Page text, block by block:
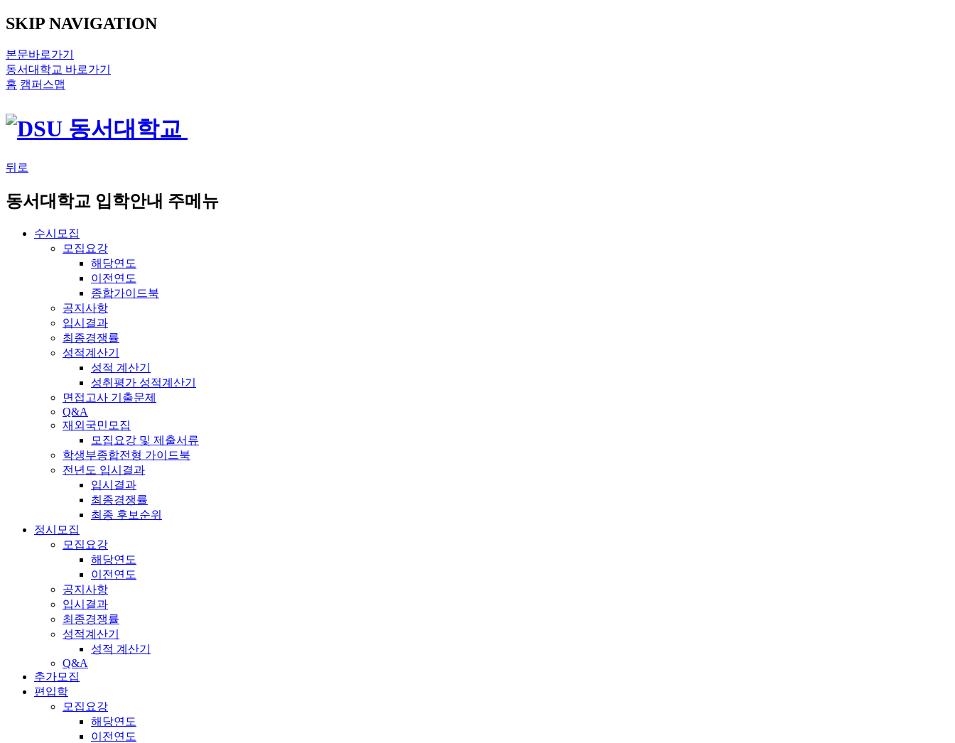
SKIP NAVIGATION
본문바로가기
동서대학교 바로가기
홈 캠퍼스맵
뒤로
동서대학교 입학안내 주메뉴
수시모집
모집요강
해당연도
이전연도
종합가이드북
공지사항
입시결과
최종경쟁률
성적계산기
성적 계산기
성취평가 성적계산기
면접고사 기출문제
Q&A
재외국민모집
모집요강 및 제출서류
학생부종합전형 가이드북
전년도 입시결과
입시결과
최종경쟁률
최종 후보순위
정시모집
모집요강
해당연도
이전연도
공지사항
입시결과
최종경쟁률
성적계산기
성적 계산기
Q&A
추가모집
편입학
모집요강
해당연도
이전연도